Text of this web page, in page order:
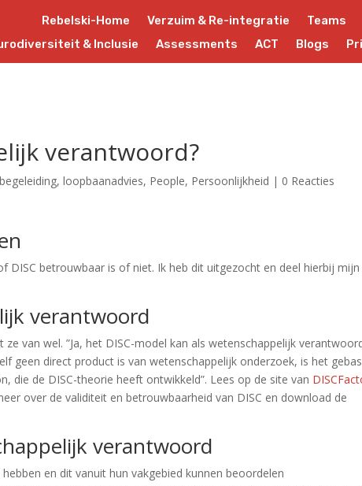
Rebelski-Home Verzuim & Re-integratie Teams
& Inclusie
Assessments ACT Blogs
verantwoord?
begeleiding,loopbaanadvies, People, Persoonlijkheid | 0 Reacties
DISC betrouwbaar is of niet. Ik heb dit uitgezocht en deel hierbij mijn
verantwoord
van wel. ”Ja, het DISC-model kan als wetenschappelijk
geen direct product is van wetenschappelijk onderzoek, is het
die de DISC-theorie heeft ontwikkeld”. Lees op de site van
over de validiteit en betrouwbaarheid van DISC en download de
verantwoord
en dit vanuit hun vakgebied kunnen beoordelen